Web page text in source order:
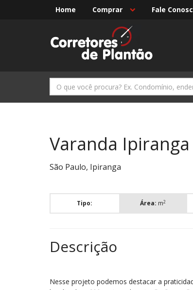
Home Comprar Fale
Varanda Ipiranga
São Paulo, Ipiranga
Tipo: Área: m2
Descrição
Nesse projeto podemos destacar a